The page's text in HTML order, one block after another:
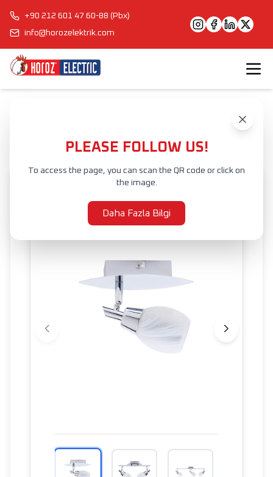
+90 212 601 47 60-88 (Pbx)
info@horozelektrik.com
PLEASE FOLLOW US!
To access the page, you can scan the QR code or click on
the image.
Daha Fazla Bilgi